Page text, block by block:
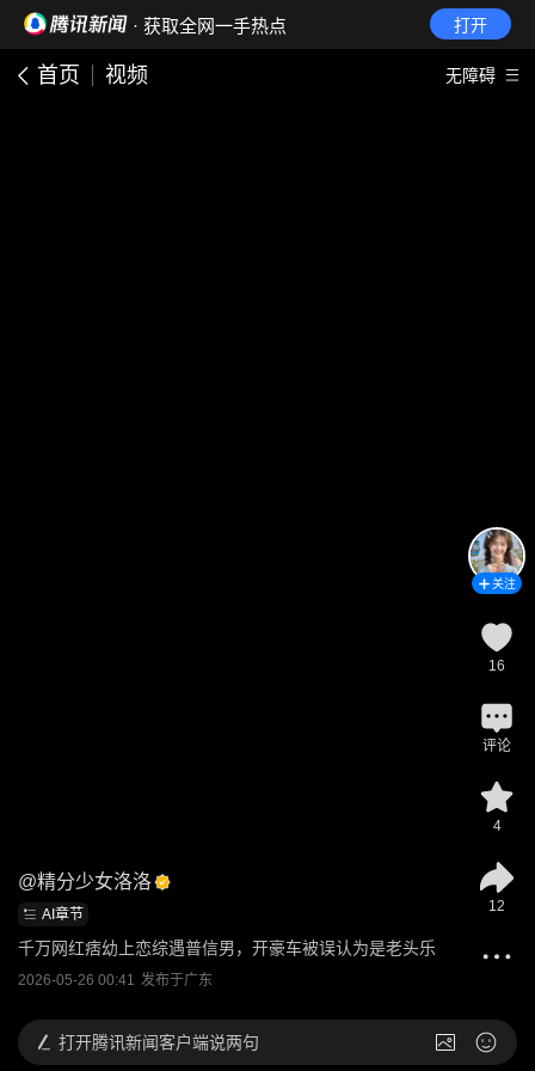
· 获取全网一手热点 打开
首页 视频 无障碍
@精分少女洛洛
AI章节
千万网红痞幼上恋综遇普信男，开豪车被误认为是老头乐
2026-05-26 00:41 发布于广东
关注
16
评论
4
12
打开腾讯新闻客户端说两句